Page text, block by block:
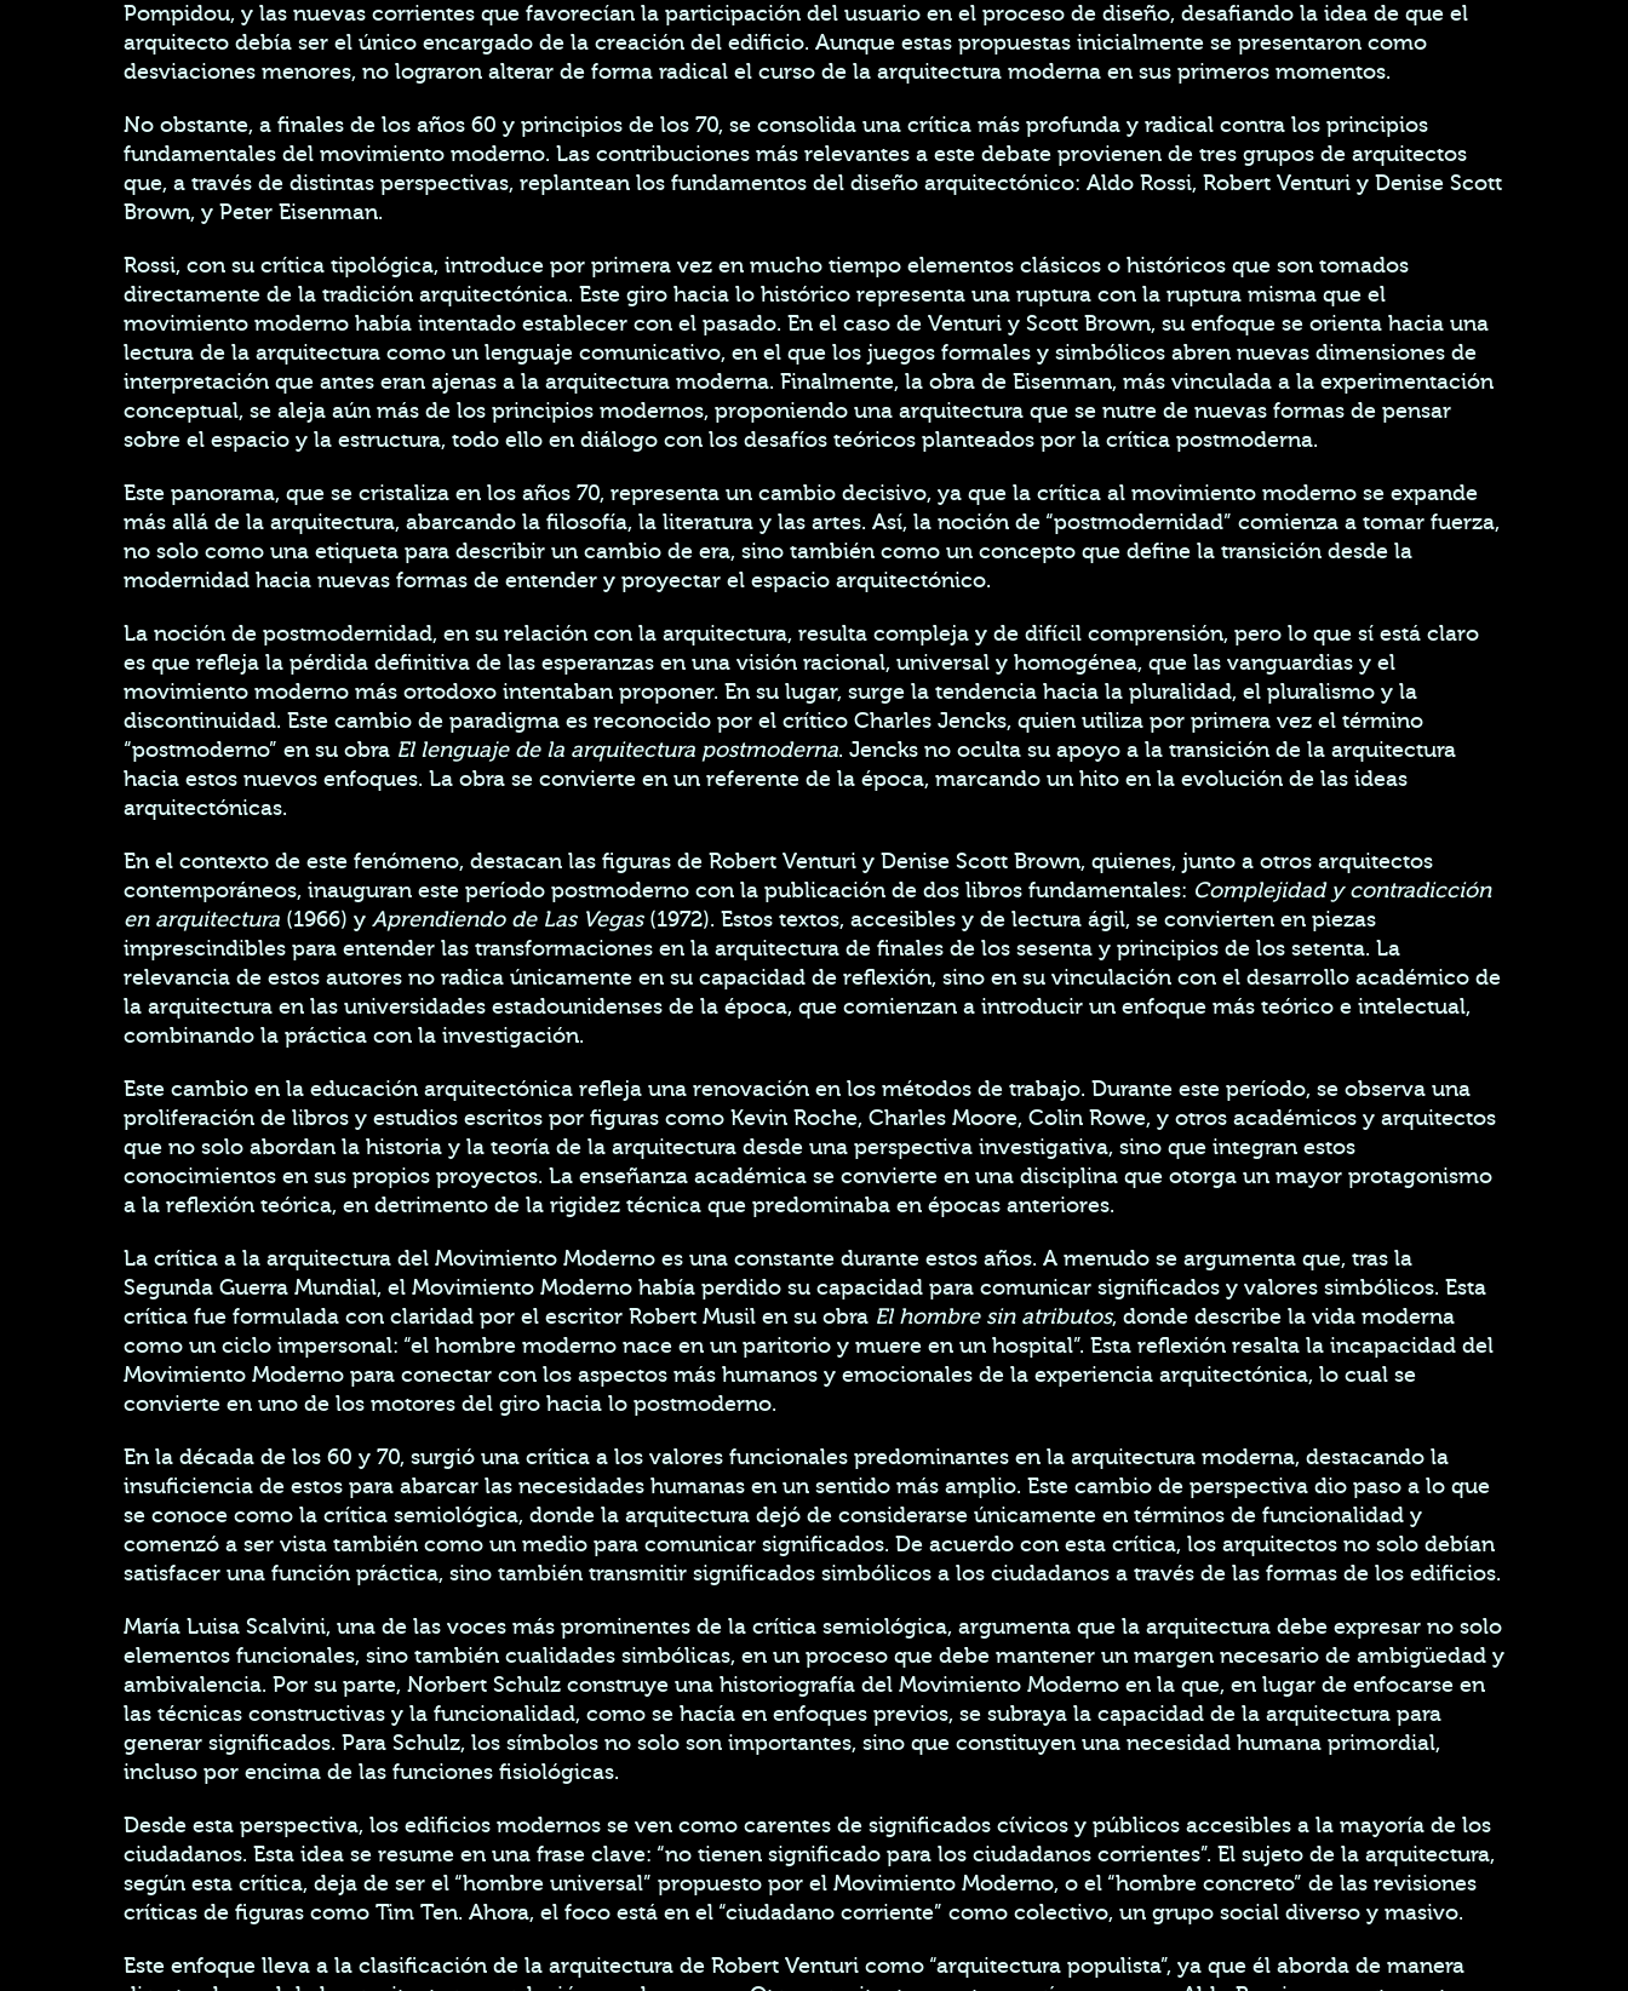
Pompidou, y las nuevas corrientes que favorecían la participación del usuario en el proceso de diseño, desafiando la idea de que el
arquitecto debía ser el único encargado de la creación del edificio. Aunque estas propuestas inicialmente se presentaron como
desviaciones menores, no lograron alterar de forma radical el curso de la arquitectura moderna en sus primeros momentos.
No obstante, a finales de los años 60 y principios de los 70, se consolida una crítica más profunda y radical contra los principios
fundamentales del movimiento moderno. Las contribuciones más relevantes a este debate provienen de tres grupos de arquitectos
que, a través de distintas perspectivas, replantean los fundamentos del diseño arquitectónico: Aldo Rossi, Robert Venturi y Denise Scott
Brown, y Peter Eisenman.
Rossi, con su crítica tipológica, introduce por primera vez en mucho tiempo elementos clásicos o históricos que son tomados
directamente de la tradición arquitectónica. Este giro hacia lo histórico representa una ruptura con la ruptura misma que el
movimiento moderno había intentado establecer con el pasado. En el caso de Venturi y Scott Brown, su enfoque se orienta hacia una
lectura de la arquitectura como un lenguaje comunicativo, en el que los juegos formales y simbólicos abren nuevas dimensiones de
interpretación que antes eran ajenas a la arquitectura moderna. Finalmente, la obra de Eisenman, más vinculada a la experimentación
conceptual, se aleja aún más de los principios modernos, proponiendo una arquitectura que se nutre de nuevas formas de pensar
sobre el espacio y la estructura, todo ello en diálogo con los desafíos teóricos planteados por la crítica postmoderna.
Este panorama, que se cristaliza en los años 70, representa un cambio decisivo, ya que la crítica al movimiento moderno se expande
más allá de la arquitectura, abarcando la filosofía, la literatura y las artes. Así, la noción de “postmodernidad” comienza a tomar fuerza,
no solo como una etiqueta para describir un cambio de era, sino también como un concepto que define la transición desde la
modernidad hacia nuevas formas de entender y proyectar el espacio arquitectónico.
La noción de postmodernidad, en su relación con la arquitectura, resulta compleja y de difícil comprensión, pero lo que sí está claro
es que refleja la pérdida definitiva de las esperanzas en una visión racional, universal y homogénea, que las vanguardias y el
movimiento moderno más ortodoxo intentaban proponer. En su lugar, surge la tendencia hacia la pluralidad, el pluralismo y la
discontinuidad. Este cambio de paradigma es reconocido por el crítico Charles Jencks, quien utiliza por primera vez el término
“postmoderno” en su obra El lenguaje de la arquitectura postmoderna. Jencks no oculta su apoyo a la transición de la arquitectura
hacia estos nuevos enfoques. La obra se convierte en un referente de la época, marcando un hito en la evolución de las ideas
arquitectónicas.
En el contexto de este fenómeno, destacan las figuras de Robert Venturi y Denise Scott Brown, quienes, junto a otros arquitectos
contemporáneos, inauguran este período postmoderno con la publicación de dos libros fundamentales: Complejidad y contradicción
en arquitectura (1966) y Aprendiendo de Las Vegas(1972). Estos textos, accesibles y de lectura ágil, se convierten en piezas
imprescindibles para entender las transformaciones en la arquitectura de finales de los sesenta y principios de los setenta. La
relevancia de estos autores no radica únicamente en su capacidad de reflexión, sino en su vinculación con el desarrollo académico de
la arquitectura en las universidades estadounidenses de la época, que comienzan a introducir un enfoque más teórico e intelectual,
combinando la práctica con la investigación.
Este cambio en la educación arquitectónica refleja una renovación en los métodos de trabajo. Durante este período, se observa una
proliferación de libros y estudios escritos por figuras como Kevin Roche, Charles Moore, Colin Rowe, y otros académicos y arquitectos
que no solo abordan la historia y la teoría de la arquitectura desde una perspectiva investigativa, sino que integran estos
conocimientos en sus propios proyectos. La enseñanza académica se convierte en una disciplina que otorga un mayor protagonismo
a la reflexión teórica, en detrimento de la rigidez técnica que predominaba en épocas anteriores.
La crítica a la arquitectura del Movimiento Moderno es una constante durante estos años. A menudo se argumenta que, tras la
Segunda Guerra Mundial, el Movimiento Moderno había perdido su capacidad para comunicar significados y valores simbólicos. Esta
crítica fue formulada con claridad por el escritor Robert Musil en su obra El hombre sin atributos, donde describe la vida moderna
como un ciclo impersonal: “el hombre moderno nace en un paritorio y muere en un hospital”. Esta reflexión resalta la incapacidad del
Movimiento Moderno para conectar con los aspectos más humanos y emocionales de la experiencia arquitectónica, lo cual se
convierte en uno de los motores del giro hacia lo postmoderno.
En la década de los 60 y 70, surgió una crítica a los valores funcionales predominantes en la arquitectura moderna, destacando la
insuficiencia de estos para abarcar las necesidades humanas en un sentido más amplio. Este cambio de perspectiva dio paso a lo que
se conoce como la crítica semiológica, donde la arquitectura dejó de considerarse únicamente en términos de funcionalidad y
comenzó a ser vista también como un medio para comunicar significados. De acuerdo con esta crítica, los arquitectos no solo debían
satisfacer una función práctica, sino también transmitir significados simbólicos a los ciudadanos a través de las formas de los edificios.
María Luisa Scalvini, una de las voces más prominentes de la crítica semiológica, argumenta que la arquitectura debe expresar no solo
elementos funcionales, sino también cualidades simbólicas, en un proceso que debe mantener un margen necesario de ambigüedad y
ambivalencia. Por su parte, Norbert Schulz construye una historiografía del Movimiento Moderno en la que, en lugar de enfocarse en
las técnicas constructivas y la funcionalidad, como se hacía en enfoques previos, se subraya la capacidad de la arquitectura para
generar significados. Para Schulz, los símbolos no solo son importantes, sino que constituyen una necesidad humana primordial,
incluso por encima de las funciones fisiológicas.
Desde esta perspectiva, los edificios modernos se ven como carentes de significados cívicos y públicos accesibles a la mayoría de los
ciudadanos. Esta idea se resume en una frase clave: “no tienen significado para los ciudadanos corrientes”. El sujeto de la arquitectura,
según esta crítica, deja de ser el “hombre universal” propuesto por el Movimiento Moderno, o el “hombre concreto” de las revisiones
críticas de figuras como Tim Ten. Ahora, el foco está en el “ciudadano corriente” como colectivo, un grupo social diverso y masivo.
Este enfoque lleva a la clasificación de la arquitectura de Robert Venturi como “arquitectura populista”, ya que él aborda de manera